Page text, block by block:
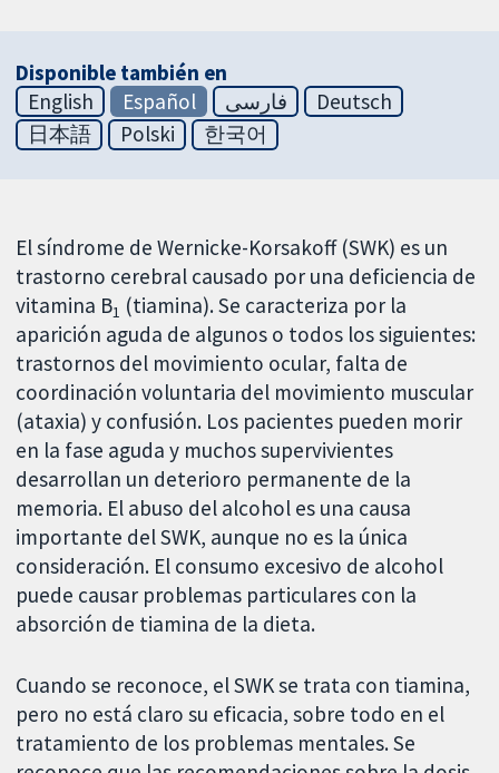
Disponible también en
English
Español فارسی
Deutsch
日本語
Polski 한국어
El síndrome de Wernicke-Korsakoff (SWK) es un
trastorno cerebral causado por una deficiencia de
vitamina B1 (tiamina). Se caracteriza por la
aparición aguda de algunos o todos los siguientes:
trastornos del movimiento ocular, falta de
coordinación voluntaria del movimiento muscular
(ataxia) y confusión. Los pacientes pueden morir
en la fase aguda y muchos supervivientes
desarrollan un deterioro permanente de la
memoria. El abuso del alcohol es una causa
importante del SWK, aunque no es la única
consideración. El consumo excesivo de alcohol
puede causar problemas particulares con la
absorción de tiamina de la dieta.
Cuando se reconoce, el SWK se trata con tiamina,
pero no está claro su eficacia, sobre todo en el
tratamiento de los problemas mentales. Se